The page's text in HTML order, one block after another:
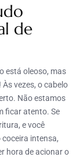
de
está oleoso, mas
vezes, o cabelo
Não estamos
ficar atento. Se
e você
intensa,
hora de acionar o